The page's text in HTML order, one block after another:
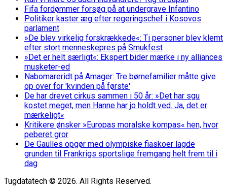
Fifa fordømmer forsøg på at undergrave Infantino
Politiker kaster æg efter regeringschef i Kosovos
parlament
»De blev virkelig forskrækkede«: Ti personer blev klemt
efter stort menneskepres på Smukfest
»Det er helt særligt«: Ekspert bider mærke i ny alliances
musketer-ed
Nabomareridt på Amager: Tre børnefamilier måtte give
op over for 'kvinden på første'
De har drevet cirkus sammen i 50 år: »Det har sgu
kostet meget, men Hanne har jo holdt ved. Ja, det er
mærkeligt«
Kritikere ønsker »Europas moralske kompas« hen, hvor
peberet gror
De Gaulles opgør med olympiske fiaskoer lagde
grunden til Frankrigs sportslige fremgang helt frem til i
dag
Tugdatatech © 2026. All Rights Reserved.